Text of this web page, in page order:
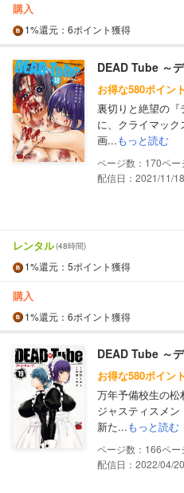
購入
1%還元 ：6ポイント獲得
DEAD Tube ～
お得な580ポイン
裏切りと絶望の
に、クライマッ
画...もっと読む
170
配信日：2021/11/18
レンタル(48時間)
1%還元 ：5ポイント獲得
購入
1%還元 ：6ポイント獲得
DEAD Tube ～
お得な580ポイン
万年予備校生の
ジャスティスメン
新た...もっと読む
166
配信日：2022/04/20